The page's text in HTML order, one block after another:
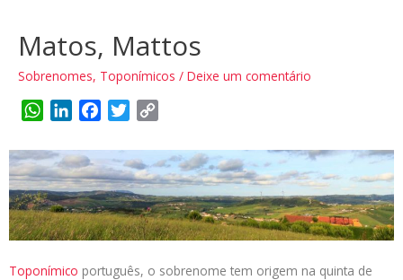
Matos, Mattos
Sobrenomes, Toponímicos / Deixe um comentário
W
a
t
s
A
p
p
n
k
e
d
I
c
e
b
o
o
i
t
t
e
r
p
y
L
i
n
Toponímico português, o sobrenome tem origem na quinta de